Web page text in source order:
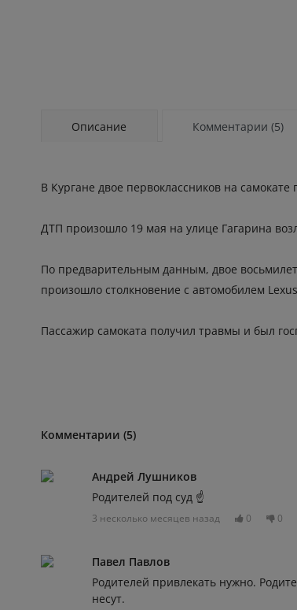
Описание Комментарии (5)
В Кургане двое первоклассников на
ДТП произошло 19 мая на улице Гагарина
По предварительным данным, двое
произошло столкновение с автомобилем
Пассажир самоката получил травмы и был
Комментарии (5)
Андрей Лушников
Родителей под суд ☝️
3 несколько месяцев назад 0 0
Павел Павлов
Родителей привлекать нужно.
несут.